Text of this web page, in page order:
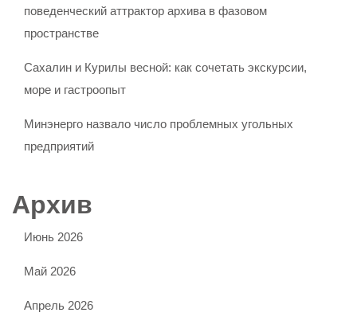
поведенческий аттрактор архива в фазовом
пространстве
Сахалин и Курилы весной: как сочетать экскурсии,
море и гастроопыт
Минэнерго назвало число проблемных угольных
предприятий
Архив
Июнь 2026
Май 2026
Апрель 2026